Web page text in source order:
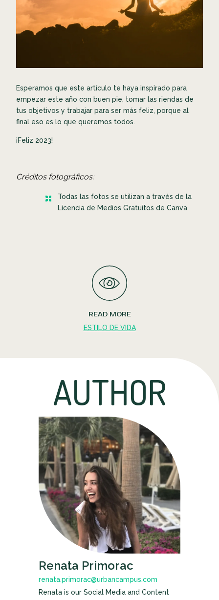
Esperamos que este artículo te haya inspirado para
empezar este año con buen pie, tomar las riendas de
tus objetivos y trabajar para ser más feliz, porque al
final eso es lo que queremos todos.
¡Feliz 2023!
Créditos fotográficos:
Todas las fotos se utilizan a través de la
Licencia de Medios Gratuitos de Canva
READ MORE
ESTILO DE VIDA
AUTHOR
Renata Primorac
renata.primorac@urbancampus.com
Renata is our Social Media and Content